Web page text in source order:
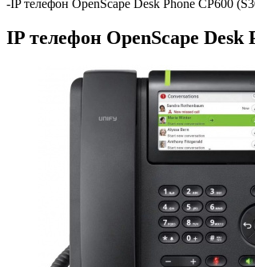
-IP телефон OpenScape Desk Phone CP600
IP телефон OpenScape Desk